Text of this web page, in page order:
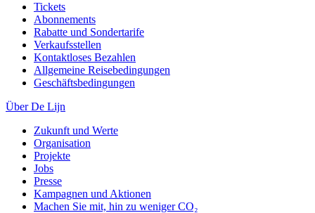
Tickets
Abonnements
Rabatte und Sondertarife
Verkaufsstellen
Kontaktloses Bezahlen
Allgemeine Reisebedingungen
Geschäftsbedingungen
Über De Lijn
Zukunft und Werte
Organisation
Projekte
Jobs
Presse
Kampagnen und Aktionen
Machen Sie mit, hin zu weniger CO₂